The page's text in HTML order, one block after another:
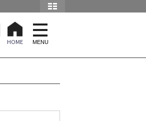
HOME
t
o
g
l
a
MENU